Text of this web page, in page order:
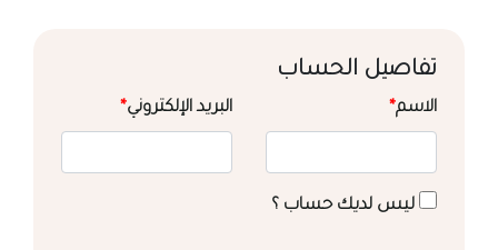
تفاصيل الحساب
الاسم* البريد الإلكتروني*
ليس لديك حساب ؟